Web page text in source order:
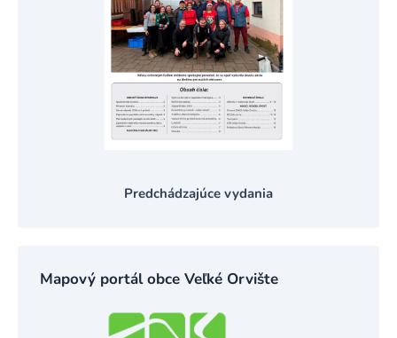
Predchádzajúce vydania
Mapový portál obce Veľké Orvište